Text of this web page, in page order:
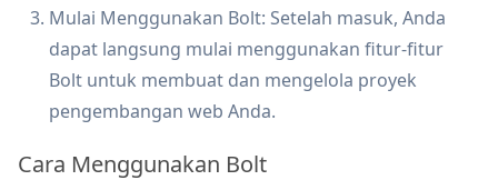
Mulai Menggunakan Bolt: Setelah masuk, Anda
dapat langsung mulai menggunakan fitur-fitur
Bolt untuk membuat dan mengelola proyek
pengembangan web Anda.
Cara Menggunakan Bolt